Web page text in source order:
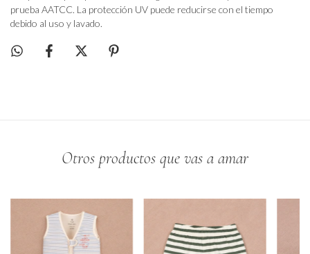
prueba AATCC. La protección UV puede reducirse con el tiempo
debido al uso y lavado.
Otros productos que vas a amar